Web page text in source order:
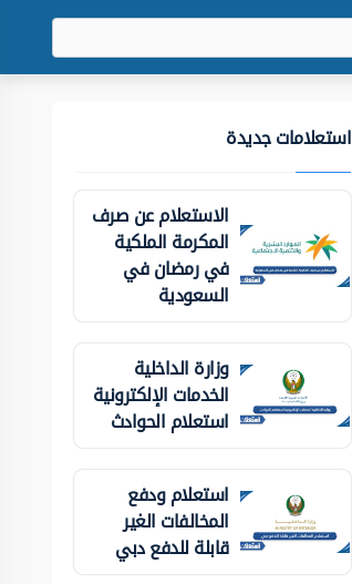
استعلامات جديدة
الاستعلام عن صرف
المكرمة الملكية
في رمضان في
السعودية
وزارة الداخلية
الخدمات الإلكترونية
استعلام الحوادث
استعلام ودفع
المخالفات الغير
قابلة للدفع دبي